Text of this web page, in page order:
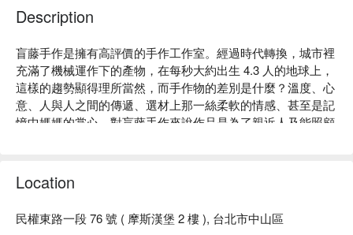
Description
盲藤手作是擁有高評價的手作工作室。經過時代轉換，城市裡
充滿了機械運作下的產物，在每秒大約出生 4.3 人的地球上，
這樣的趨勢顯得理所當然，而手作物的差別是什麼？溫度、心
意、人與人之間的傳遞、選材上那一絲柔軟的情感、甚至是記
憶中媽媽的掌心，對盲藤手作來說作品是為了親近人及能照顧
愛，這是我想像中的配戴畫面。
盲藤手作體驗內容：手織圍脖、毛帽
盲藤手作推薦：交通便利，捷運中山國小站步行 2 分鐘即可抵
Location
民權東路一段 76 號 ( 摩斯漢堡 2 樓 ), 台北市中山區